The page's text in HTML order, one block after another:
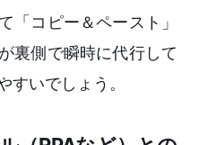
「コピー＆ペースト」
裏側で瞬時に代行して
すいでしょう。